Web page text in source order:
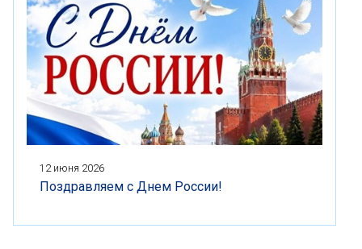
12 июня 2026
Поздравляем с Днем России!